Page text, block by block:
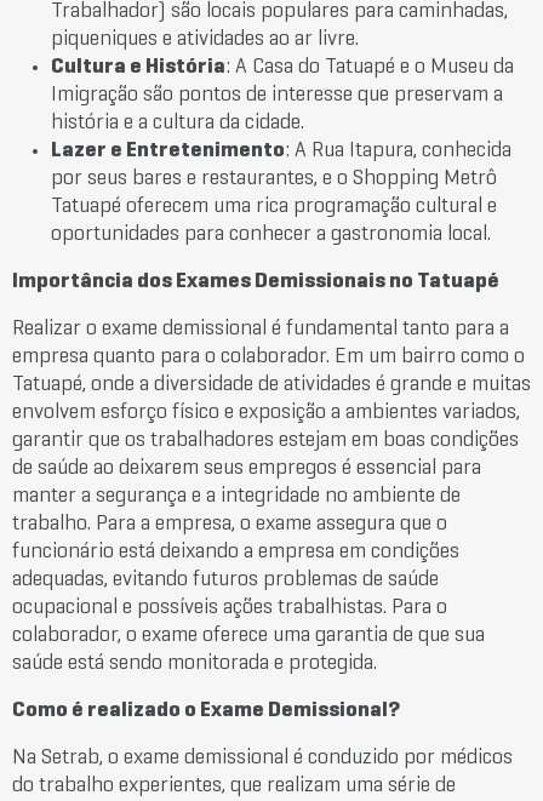
Trabalhador) são locais populares para caminhadas,
piqueniques e atividades ao ar livre.
Cultura e História: A Casa do Tatuapé e o Museu da
Imigração são pontos de interesse que preservam a
história e a cultura da cidade.
Lazer e Entretenimento: A Rua Itapura, conhecida
por seus bares e restaurantes, e o Shopping Metrô
Tatuapé oferecem uma rica programação cultural e
oportunidades para conhecer a gastronomia local.
Importância dos Exames Demissionais no Tatuapé
Realizar o exame demissional é fundamental tanto para a
empresa quanto para o colaborador. Em um bairro como o
Tatuapé, onde a diversidade de atividades é grande e muitas
envolvem esforço físico e exposição a ambientes variados,
garantir que os trabalhadores estejam em boas condições
de saúde ao deixarem seus empregos é essencial para
manter a segurança e a integridade no ambiente de
trabalho. Para a empresa, o exame assegura que o
funcionário está deixando a empresa em condições
adequadas, evitando futuros problemas de saúde
ocupacional e possíveis ações trabalhistas. Para o
colaborador, o exame oferece uma garantia de que sua
saúde está sendo monitorada e protegida.
Como é realizado o Exame Demissional?
Na Setrab, o exame demissional é conduzido por médicos
do trabalho experientes, que realizam uma série de